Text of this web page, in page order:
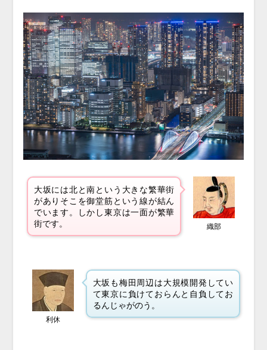
大坂には北と南という大きな繁華街
がありそこを御堂筋という線が結ん
でいます。しかし東京は一面が繁華
街です。
織部
利休
大坂も梅田周辺は大規模開発してい
て東京に負けておらんと自負してお
るんじゃがのう。